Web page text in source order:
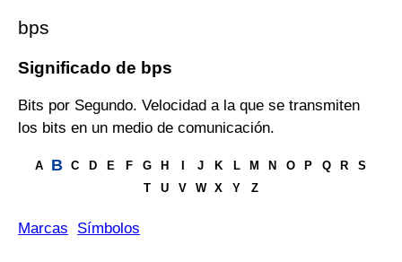
bps
Significado de bps
Bits por Segundo. Velocidad a la que se transmiten
los bits en un medio de comunicación.
A B C D E F G H J K L M N O P Q R
S
T
U V W X Y Z
Marcas Símbolos